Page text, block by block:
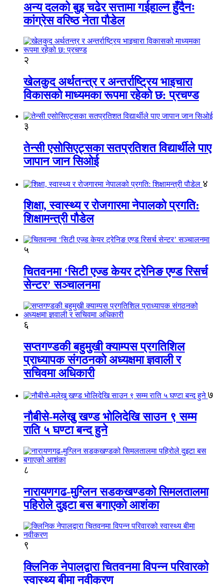
अन्य दलको बुइ चढेर सत्तामा गईहाल्न हुँदैनः
कांग्रेस वरिष्ठ नेता पौडेल
२
खेलकुद अर्थतन्त्र र अन्तर्राष्ट्रिय भाइचारा
विकासको माध्यमका रूपमा रहेको छ: प्रचण्ड
३
तेन्सी एसोसिएट्सका सतप्रतिशत विद्यार्थीले पाए
जापान जान सिओई
४
शिक्षा, स्वास्थ्य र रोजगारमा नेपालको प्रगति:
शिक्षामन्त्री पौडेल
५
चितवनमा ‘सिटी एज्ड केयर ट्रेनिङ एण्ड रिसर्च
सेन्टर’ सञ्चालनमा
६
सप्तगण्डकी बहुमुखी क्याम्पस प्रगतिशिल
प्राध्यापक संगठनको अध्यक्षमा ज्ञवाली र
सचिवमा अधिकारी
७
नौबीसे-मलेखु खण्ड भोलिदेखि साउन ९ सम्म
राति ५ घण्टा बन्द हुने
८
नारायणगढ-मुग्लिन सडकखण्डको सिमलतालमा
पहिरोले दुइटा बस बगाएको आशंका
९
क्लिनिक नेपालद्वारा चितवनमा विपन्न परिवारको
स्वास्थ्य बीमा नवीकरण